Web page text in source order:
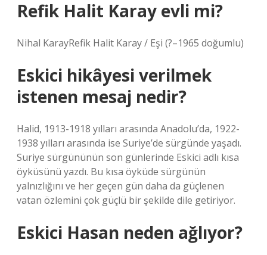
Refik Halit Karay evli mi?
Nihal KarayRefik Halit Karay / Eşi (?–1965 doğumlu)
Eskici hikâyesi verilmek
istenen mesaj nedir?
Halid, 1913-1918 yılları arasında Anadolu’da, 1922-
1938 yılları arasında ise Suriye’de sürgünde yaşadı.
Suriye sürgününün son günlerinde Eskici adlı kısa
öyküsünü yazdı. Bu kısa öyküde sürgünün
yalnızlığını ve her geçen gün daha da güçlenen
vatan özlemini çok güçlü bir şekilde dile getiriyor.
Eskici Hasan neden ağlıyor?